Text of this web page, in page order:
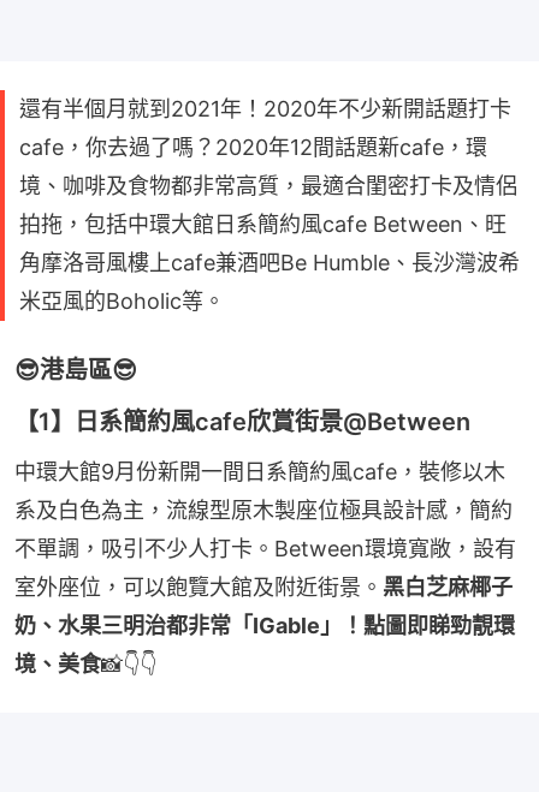
還有半個月就到2021年！2020年不少新開話題打卡
cafe，你去過了嗎？2020年12間話題新cafe，環
境、咖啡及食物都非常高質，最適合閨密打卡及情侶
拍拖，包括中環大館日系簡約風cafe Between、旺
角摩洛哥風樓上cafe兼酒吧Be Humble、長沙灣波希
米亞風的Boholic等。
😎港島區😎
【1】日系簡約風cafe欣賞街景@Between
中環大館9月份新開一間日系簡約風cafe，裝修以木
系及白色為主，流線型原木製座位極具設計感，簡約
不單調，吸引不少人打卡。Between環境寬敞，設有
室外座位，可以飽覽大館及附近街景。 黑白芝麻椰子
奶、水果三明治都非常「IGable」！點圖即睇勁靚環
境、美食📸👇👇